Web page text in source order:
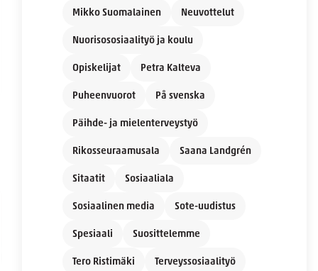
Mikko Suomalainen Neuvottelut
Nuorisososiaalityö ja koulu
Opiskelijat Petra Kalteva
Puheenvuorot På svenska
Päihde- ja mielenterveystyö
Rikosseuraamusala Saana Landgrén
Sitaatit Sosiaaliala
Sosiaalinen media Sote-uudistus
Spesiaali Suosittelemme
Tero Ristimäki Terveyssosiaalityö